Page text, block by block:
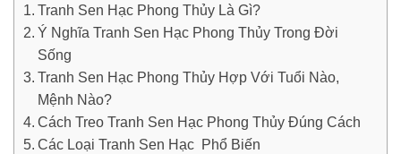
Tranh Sen Hạc Phong Thủy Là Gì?
Ý Nghĩa Tranh Sen Hạc Phong Thủy Trong Đời
Sống
Tranh Sen Hạc Phong Thủy Hợp Với Tuổi Nào,
Mệnh Nào?
Cách Treo Tranh Sen Hạc Phong Thủy Đúng Cách
Các Loại Tranh Sen Hạc Phổ Biến